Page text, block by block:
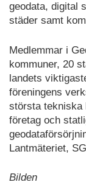
geodata, digital
städer samt
Medlemmar i
kommuner, 20
landets
föreningens
största tekniska
företag och
Lantmäteriet,
Bilden